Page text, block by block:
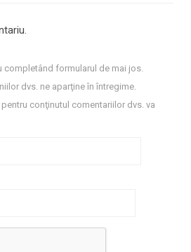
completând formularul de mai jos.
dvs. ne aparţine în întregime.
conţinutul comentariilor dvs. va